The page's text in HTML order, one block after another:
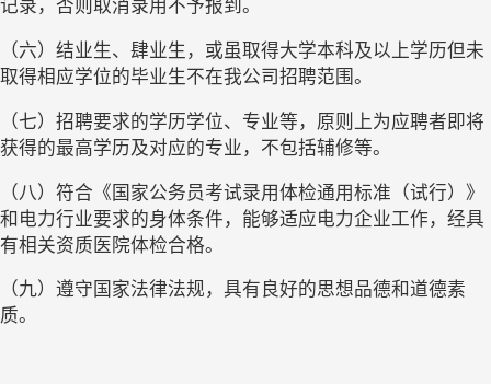
记录，否则取消录用不予报到。
（六）结业生、肆业生，或虽取得大学本科及以上学历但未
取得相应学位的毕业生不在我公司招聘范围。
（七）招聘要求的学历学位、专业等，原则上为应聘者即将
获得的最高学历及对应的专业，不包括辅修等。
（八）符合《国家公务员考试录用体检通用标准（试行）》
和电力行业要求的身体条件，能够适应电力企业工作，经具
有相关资质医院体检合格。
（九）遵守国家法律法规，具有良好的思想品德和道德素
质。